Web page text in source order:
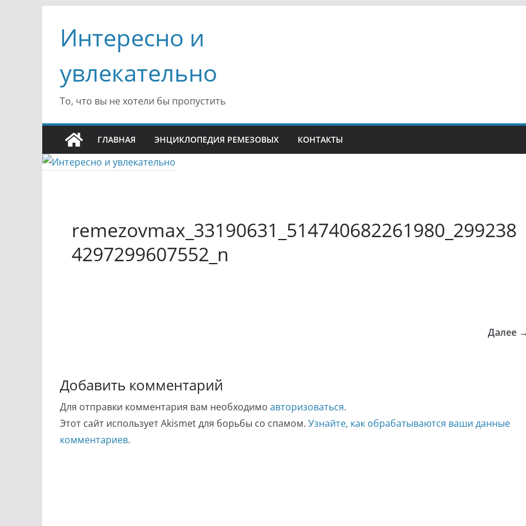
содержимому
Интересно и
увлекательно
То, что вы не хотели бы пропустить
ГЛАВНАЯ ЭНЦИКЛОПЕДИЯ РЕМЕЗОВЫХ КОНТАКТЫ
remezovmax_33190631_514740682261980_299238
4297299607552_n
Далее
Добавить комментарий
Для отправки комментария вам необходимо авторизоваться.
Этот сайт использует Akismet для борьбы со спамом. Узнайте, как обрабатываются ваши данные
комментариев.